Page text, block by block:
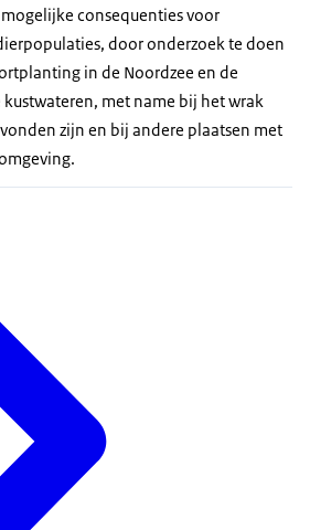
consequenties voor
door onderzoek te doen
in de Noordzee en de
met name bij het wrak
zijn en bij andere plaatsen met